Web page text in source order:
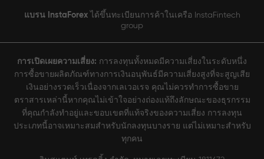
แบรน InstaForexได้ขึ้นทะเบียนการค้าในเครือ InstaFintech
group
การเปิดเผยความเสี่ยง: การลงทุนทั้งหมดมีความเสี่ยงในระดับหนึ่ง
การซื้อขายผลิตภัณฑ์ทางการเงินอนุพันธ์มีความเสี่ยงสูงที่จะสูญเสีย
เงินอย่างรวดเร็วเนื่องจากเลเวอเรจ คุณไม่ควรทำการซื้อขาย
ตราสารเหล่านี้หากคุณไม่เข้าใจอย่างถ่องแท้ถึงลักษณะของธุรกรรม
ที่คุณกำลังทำอยู่และขอบเขตที่แท้จริงของความเสี่ยง การลงทุน
ประเภทนี้อาจเหมาะสมสำหรับนักลงทุนบางราย แต่ไม่เหมาะสำหรับ
ทุกคน